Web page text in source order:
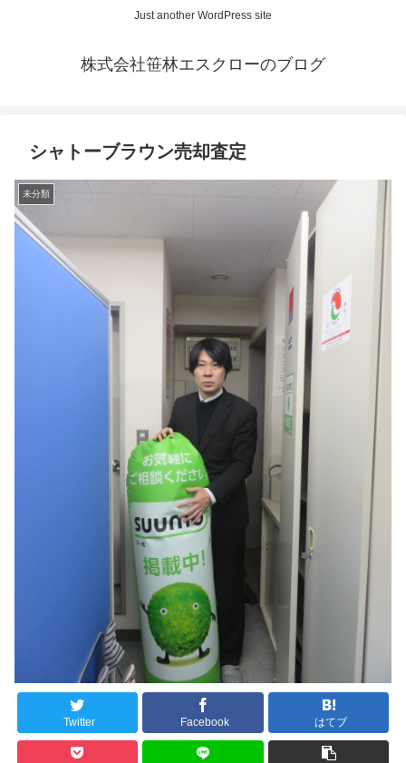
Just another WordPress site
株式会社笹林エスクローのブログ
シャトーブラウン売却査定
未分類
Twitter Facebook はてブ